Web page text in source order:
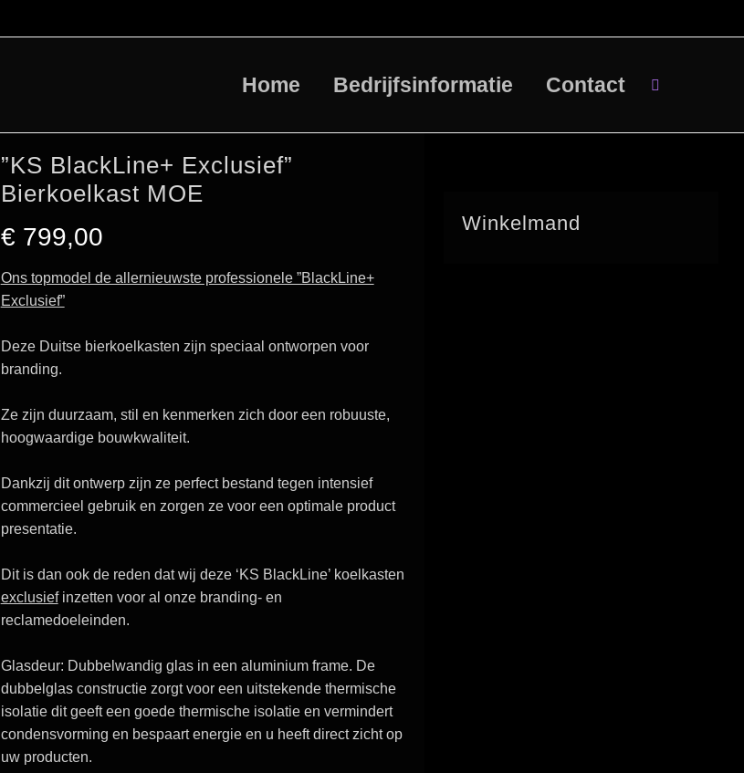
Home Bedrijfsinformatie Contact
”KS BlackLine+ Exclusief”
Bierkoelkast MOE
€ 799,00
Ons topmodel de allernieuwste professionele ”BlackLine+
Exclusief”
Deze Duitse bierkoelkasten zijn speciaal ontworpen voor
branding.
Ze zijn duurzaam, stil en kenmerken zich door een robuuste,
hoogwaardige bouwkwaliteit.
Dankzij dit ontwerp zijn ze perfect bestand tegen intensief
commercieel gebruik en zorgen ze voor een optimale product
presentatie.
Dit is dan ook de reden dat wij deze ‘KS BlackLine’ koelkasten
exclusiefinzetten voor al onze branding- en
reclamedoeleinden.
Glasdeur: Dubbelwandig glas in een aluminium frame. De
dubbelglas constructie zorgt voor een uitstekende thermische
isolatie dit geeft een goede thermische isolatie en vermindert
condensvorming en bespaart energie en u heeft direct zicht op
uw producten.
Winkelmand